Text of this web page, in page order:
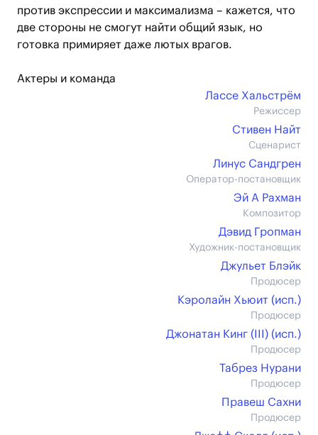
против экспрессии и максимализма – кажется, что
две стороны не смогут найти общий язык, но
готовка примиряет даже лютых врагов.
Актеры и команда
Лассе Хальстрём
Режиссер
Стивен Найт
Сценарист
Линус Сандгрен
Оператор-постановщик
Эй А Рахман
Композитор
Дэвид Гропман
Художник-постановщик
Джульет Блэйк
Продюсер
Кэролайн Хьюит (иcп.)
Продюсер
Джонатан Кинг (III) (иcп.)
Продюсер
Табрез Нурани
Продюсер
Правеш Сахни
Продюсер